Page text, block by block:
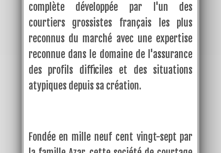
complète développée par l'un des
courtiers grossistes français les plus
reconnus du marché avec une expertise
reconnue dans le domaine de l'assurance
des profils difficiles et des situations
atypiques depuis sa création.
Fondée en mille neuf cent vingt-sept par